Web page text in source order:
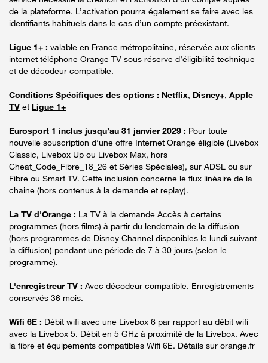
de la plateforme. L’activation pourra également se faire avec les
identifiants habituels dans le cas d’un compte préexistant.
Ligue 1+ : valable en France métropolitaine, réservée aux clients
internet téléphone Orange TV sous réserve d’éligibilité technique
et de décodeur compatible.
Conditions Spécifiques des options : Netflix, Disney+, Apple
TV et Ligue 1+
Eurosport 1 inclus jusqu’au 31 janvier 2029 : Pour toute
nouvelle souscription d’une offre Internet Orange éligible (Livebox
Classic, Livebox Up ou Livebox Max, hors
Cheat_Code_Fibre_18_26 et Séries Spéciales), sur ADSL ou sur
Fibre ou Smart TV. Cette inclusion concerne le flux linéaire de la
chaine (hors contenus à la demande et replay).
La TV d'Orange : La TV à la demande Accès à certains
programmes (hors films) à partir du lendemain de la diffusion
(hors programmes de Disney Channel disponibles le lundi suivant
la diffusion) pendant une période de 7 à 30 jours (selon le
programme).
L'enregistreur TV : Avec décodeur compatible. Enregistrements
conservés 36 mois.
Wifi 6E : Débit wifi avec une Livebox 6 par rapport au débit wifi
avec la Livebox 5. Débit en 5 GHz à proximité de la Livebox. Avec
la fibre et équipements compatibles Wifi 6E. Détails sur orange.fr